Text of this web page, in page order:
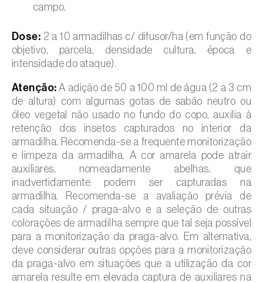
campo.
Dose: 2 a 10 armadilhas c/ difusor/ha (em função do
objetivo, parcela, densidade cultura, época e
intensidade do ataque).
Atenção: A adição de 50 a 100 ml de água (2 a 3 cm
de altura) com algumas gotas de sabão neutro ou
óleo vegetal não usado no fundo do copo, auxilia à
retenção dos insetos capturados no interior da
armadilha. Recomenda-se a frequente monitorização
e limpeza da armadilha. A cor amarela pode atrair
auxiliares, nomeadamente abelhas, que
inadvertidamente podem ser capturadas na
armadilha. Recomenda-se a avaliação prévia de
cada situação / praga-alvo e a seleção de outras
colorações de armadilha sempre que tal seja possível
para a monitorização da praga-alvo. Em alternativa,
deve considerar outras opções para a monitorização
da praga-alvo em situações que a utilização da cor
amarela resulte em elevada captura de auxiliares na